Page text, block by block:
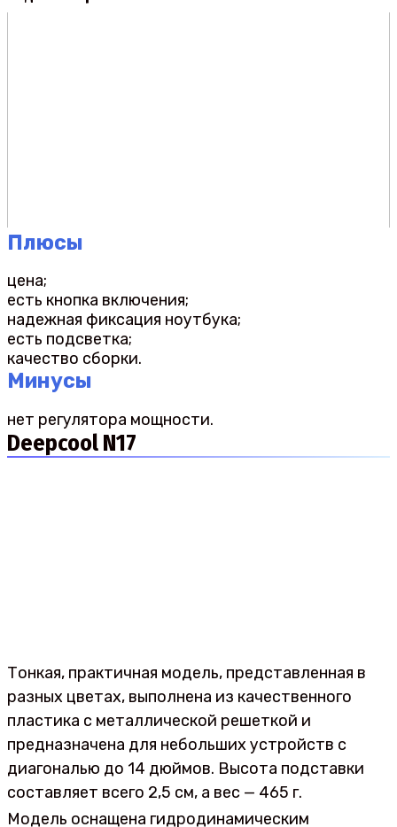
Плюсы
цена;
есть кнопка включения;
надежная фиксация ноутбука;
есть подсветка;
качество сборки.
Минусы
нет регулятора мощности.
Deepcool N17
Тонкая, практичная модель, представленная в
разных цветах, выполнена из качественного
пластика с металлической решеткой и
предназначена для небольших устройств с
диагональю до 14 дюймов. Высота подставки
составляет всего 2,5 см, а вес — 465 г.
Модель оснащена гидродинамическим